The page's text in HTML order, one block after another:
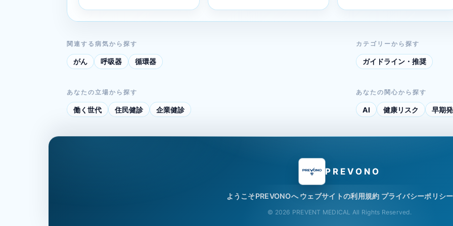
関連する病気から探す
がん 呼吸器 循環器
カテゴリーから探す
ガイドライン・推奨
あなたの立場から探す
働く世代 住民健診 企業健診
あなたの関心から探す
AI 健康リスク 早期
PREVONO
ようこそPREVONOへ ウェブサイトの利用規約 プライバシーポリシー
© 2026 PREVENT MEDICAL All Rights Reserved.